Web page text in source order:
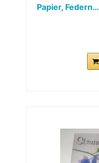
Papier, Federn…